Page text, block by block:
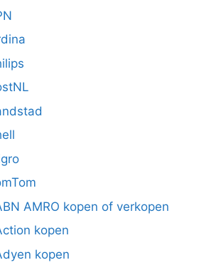
AMRO kopen of verkopen
kopen
kopen